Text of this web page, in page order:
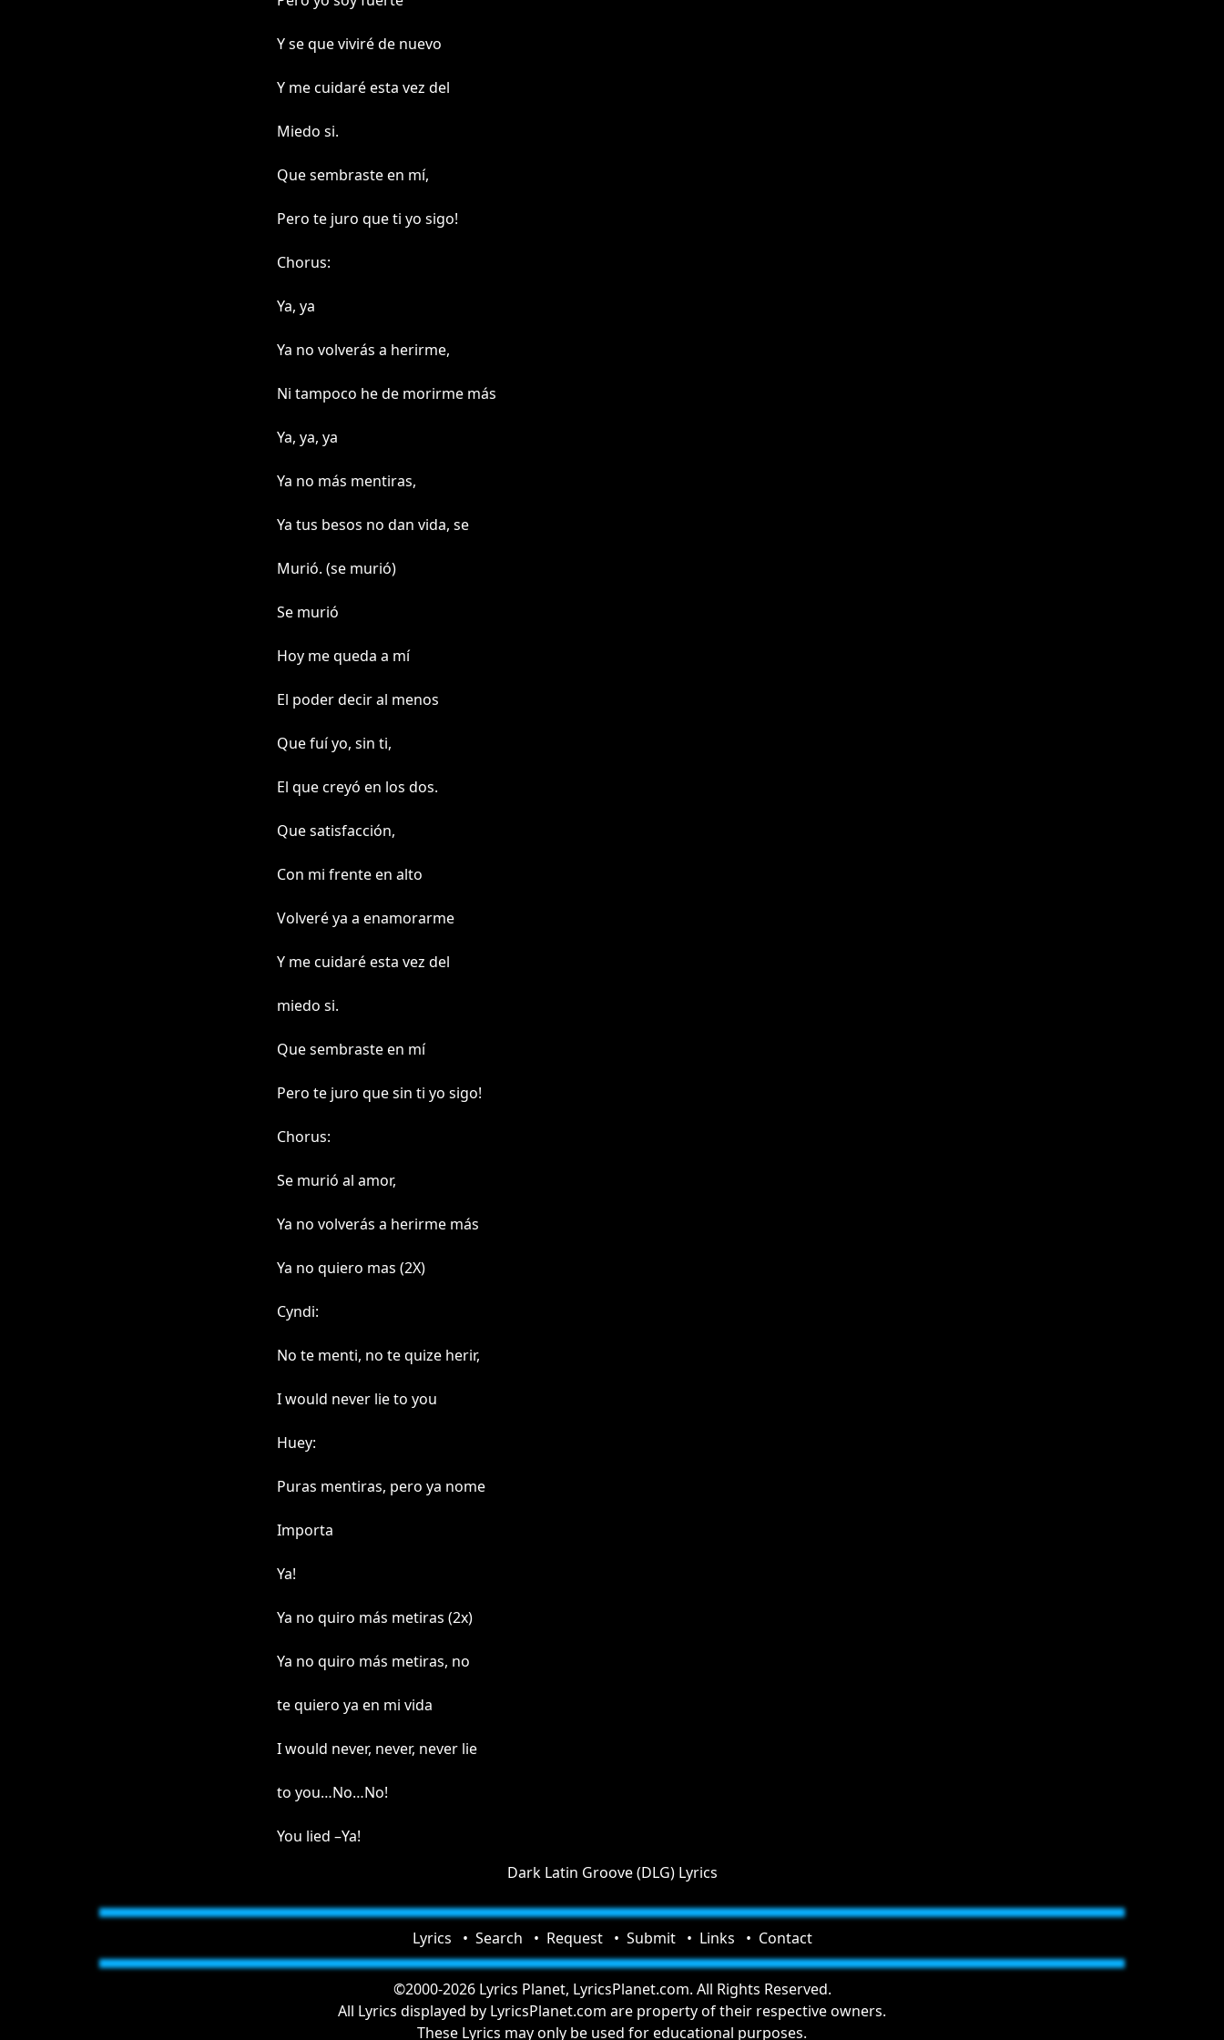
Y se que viviré de nuevo
Y me cuidaré esta vez del
Miedo si.
Que sembraste en mí,
Pero te juro que ti yo sigo!
Chorus:
Ya, ya
Ya no volverás a herirme,
Ni tampoco he de morirme más
Ya, ya, ya
Ya no más mentiras,
Ya tus besos no dan vida, se
Murió. (se murió)
Se murió
Hoy me queda a mí
El poder decir al menos
Que fuí yo, sin ti,
El que creyó en los dos.
Que satisfacción,
Con mi frente en alto
Volveré ya a enamorarme
Y me cuidaré esta vez del
miedo si.
Que sembraste en mí
Pero te juro que sin ti yo sigo!
Chorus:
Se murió al amor,
Ya no volverás a herirme más
Ya no quiero mas (2X)
Cyndi:
No te menti, no te quize herir,
I would never lie to you
Huey:
Puras mentiras, pero ya nome
Importa
Ya!
Ya no quiro más metiras (2x)
Ya no quiro más metiras, no
te quiero ya en mi vida
I would never, never, never lie
to you…No…No!
You lied –Ya!
Dark Latin Groove (DLG) Lyrics
Lyrics Search Request Submit Links Contact
©2000-2026 Lyrics Planet, LyricsPlanet.com. All Rights Reserved.
All Lyrics displayed by LyricsPlanet.com are property of their respective owners.
These Lyrics may only be used for educational purposes.